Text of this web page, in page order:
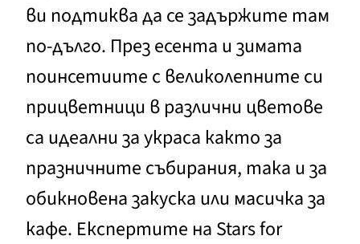
ви подтиква да се задържите там
по-дълго. През есента и зимата
поинсетиите с великолепните си
прицветници в различни цветове
са идеални за украса както за
празничните събирания, така и за
обикновена закуска или масичка за
кафе. Експертите на Stars for